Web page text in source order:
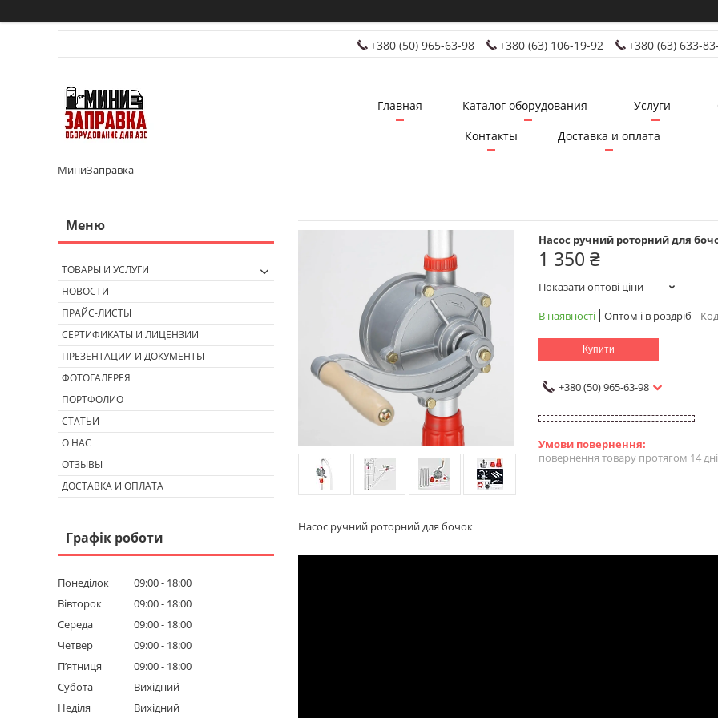
+380 (50) 965-63-98 +380 (63) 106-19-92 +380 (63) 633-
МиниЗаправка
Главная Каталог оборудования Услуги
Контакты
Доставка и оплата
Насос ручний роторний для
1 350 ₴
Показати оптові ціни
В наявності
Оптом і в роздріб
Купити
+380 (50) 965-63-98
повернення товару протягом 14
Насос ручний роторний для бочок
ТОВАРЫ И УСЛУГИ
НОВОСТИ
ПРАЙС-ЛИСТЫ
СЕРТИФИКАТЫ И ЛИЦЕНЗИИ
ПРЕЗЕНТАЦИИ И ДОКУМЕНТЫ
ФОТОГАЛЕРЕЯ
ПОРТФОЛИО
СТАТЬИ
О НАС
ОТЗЫВЫ
ДОСТАВКА И ОПЛАТА
Графік роботи
Понеділок 09:00
18:00
Вівторок
09:00
18:00
Середа
09:00
18:00
Четвер
09:00
18:00
Пʼятниця
09:00
18:00
Субота
Вихідний
Неділя
Вихідний